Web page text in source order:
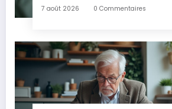
7 août 2026 0 Commentaires